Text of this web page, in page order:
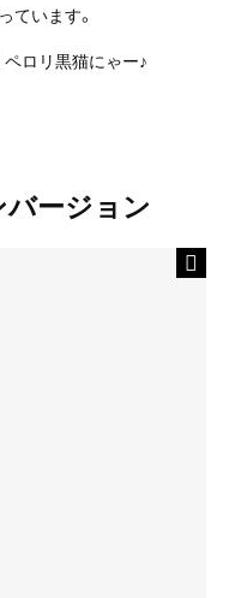
ています。
ロリ黒猫にゃー♪
ージョン